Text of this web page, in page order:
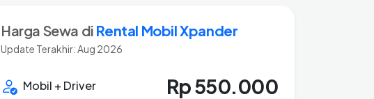
Harga Sewa di Rental Mobil Xpander
Update Terakhir: Aug 2026
Mobil + Driver Rp 550.000